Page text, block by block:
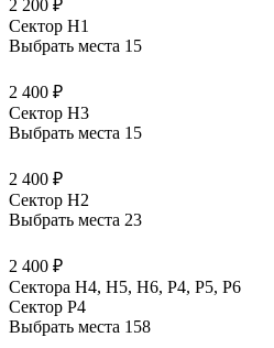
2 200 ₽
Сектор H1
Выбрать места 15
2 400 ₽
Сектор H3
Выбрать места 15
2 400 ₽
Сектор H2
Выбрать места 23
2 400 ₽
Сектора Н4, Н5, Н6, Р4, Р5, Р6
Сектор P4
Выбрать места 158